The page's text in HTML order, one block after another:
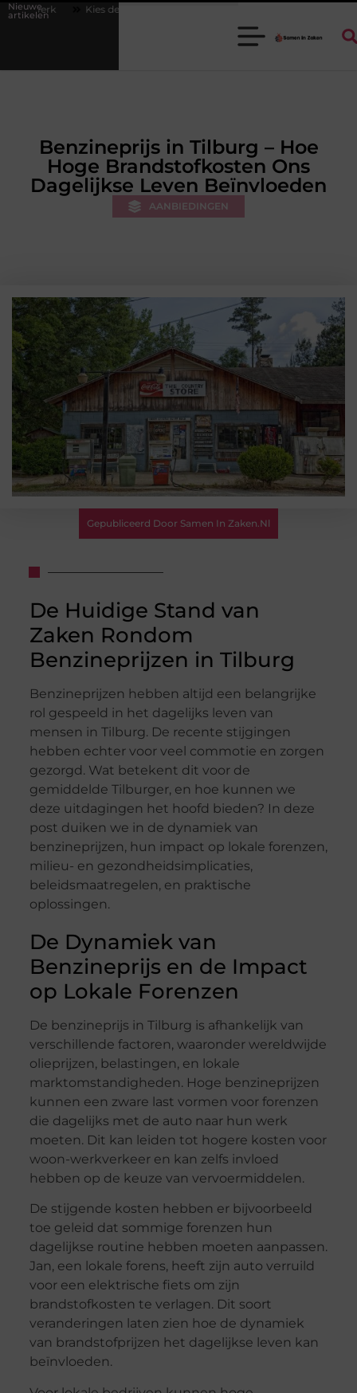
Nieuwe
artikelen
cabrio-accessoires voor jouw auto
Benzineprijs in Tilburg – Hoe
Hoge Brandstofkosten Ons
Dagelijkse Leven Beïnvloeden
AANBIEDINGEN
Gepubliceerd Door Samen In Zaken.nl
De Huidige Stand van
Zaken Rondom
Benzineprijzen in Tilburg
Benzineprijzen hebben altijd een belangrijke
rol gespeeld in het dagelijks leven van
mensen in Tilburg. De recente stijgingen
hebben echter voor veel commotie en zorgen
gezorgd. Wat betekent dit voor de
gemiddelde Tilburger, en hoe kunnen we
deze uitdagingen het hoofd bieden? In deze
post duiken we in de dynamiek van
benzineprijzen, hun impact op lokale forenzen,
milieu- en gezondheidsimplicaties,
beleidsmaatregelen, en praktische
oplossingen.
De Dynamiek van
Benzineprijs en de Impact
op Lokale Forenzen
De benzineprijs in Tilburg is afhankelijk van
verschillende factoren, waaronder wereldwijde
olieprijzen, belastingen, en lokale
marktomstandigheden. Hoge benzineprijzen
kunnen een zware last vormen voor forenzen
die dagelijks met de auto naar hun werk
moeten. Dit kan leiden tot hogere kosten voor
woon-werkverkeer en kan zelfs invloed
hebben op de keuze van vervoermiddelen.
De stijgende kosten hebben er bijvoorbeeld
toe geleid dat sommige forenzen hun
dagelijkse routine hebben moeten aanpassen.
Jan, een lokale forens, heeft zijn auto verruild
voor een elektrische fiets om zijn
brandstofkosten te verlagen. Dit soort
veranderingen laten zien hoe de dynamiek
van brandstofprijzen het dagelijkse leven kan
beïnvloeden.